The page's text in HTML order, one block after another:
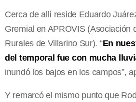
Cerca de allí reside Eduardo
Gremial en APROVIS (Asociación
Rurales de Villarino Sur). “En
del temporal fue con mucha
inundó los bajos en los campos”,
Y remarcó el mismo punto que